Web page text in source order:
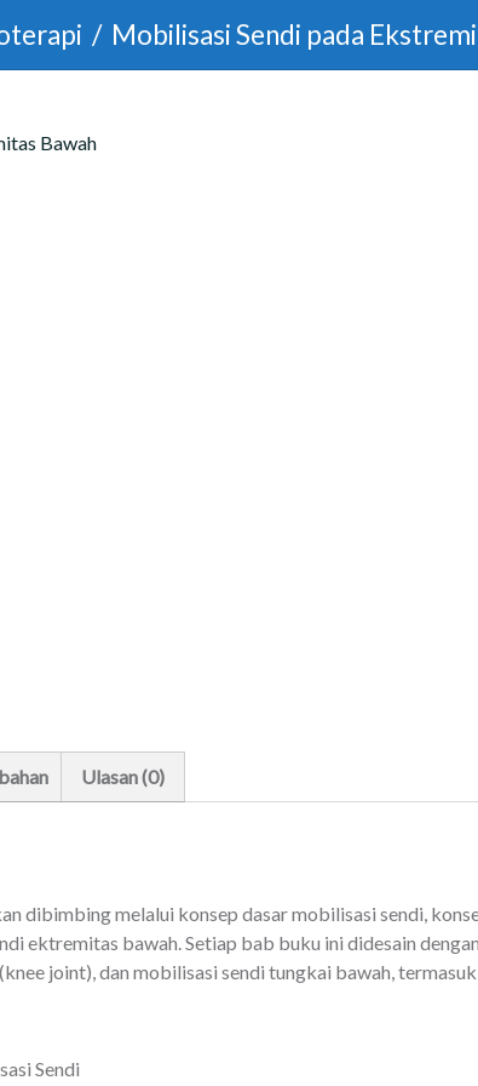
Mobilisasi Sendi pada
Ulasan (0)
dibimbing melalui konsep dasar mobilisasi sendi,
ektremitas bawah. Setiap bab buku ini didesain
joint), dan mobilisasi sendi tungkai bawah,
Sendi